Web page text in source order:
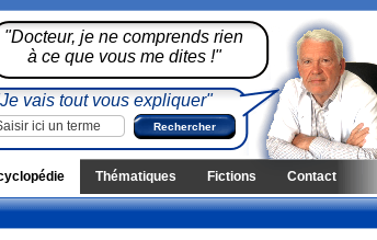
"Docteur, je ne comprends rien
à ce que vous me dites !"
vais tout vous expliquer"
Thématiques Fictions Contact